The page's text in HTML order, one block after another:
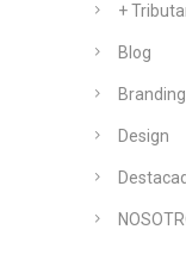
+
Blog
Branding
Design